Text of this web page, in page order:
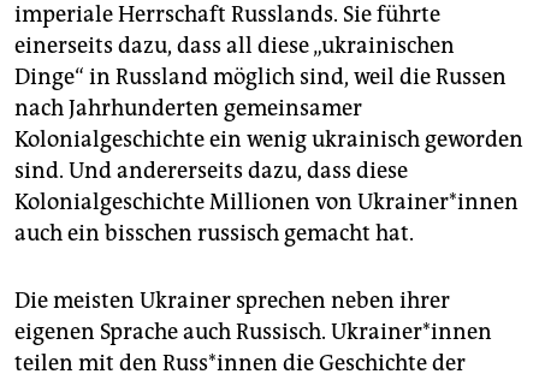
imperiale Herrschaft Russlands. Sie führte
einerseits dazu, dass all diese „ukrainischen
Dinge“ in Russland möglich sind, weil die Russen
nach Jahrhunderten gemeinsamer
Kolonialgeschichte ein wenig ukrainisch geworden
sind. Und andererseits dazu, dass diese
Kolonialgeschichte Millionen von Ukrai­ne­r*in­nen
auch ein bisschen russisch gemacht hat.
Die meisten Ukrainer sprechen neben ihrer
eigenen Sprache auch Russisch. Ukrai­ne­r*in­nen
teilen mit den Rus­s*in­nen die Geschichte der